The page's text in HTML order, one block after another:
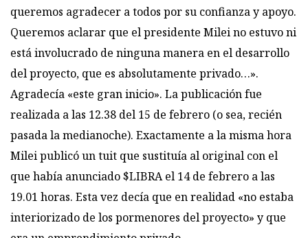
queremos agradecer a todos por su confianza y apoyo.
Queremos aclarar que el presidente Milei no estuvo ni
está involucrado de ninguna manera en el desarrollo
del proyecto, que es absolutamente privado…».
Agradecía «este gran inicio». La publicación fue
realizada a las 12.38 del 15 de febrero (o sea, recién
pasada la medianoche). Exactamente a la misma hora
Milei publicó un tuit que sustituía al original con el
que había anunciado $LIBRA el 14 de febrero a las
19.01 horas. Esta vez decía que en realidad «no estaba
interiorizado de los pormenores del proyecto» y que